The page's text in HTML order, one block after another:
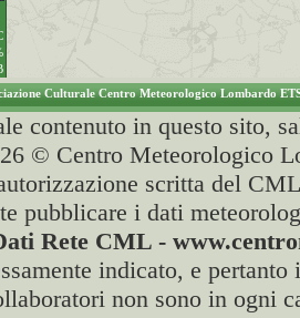
Culturale Centro Meteorologico Lombardo
contenuto in questo sito,
© Centro Meteorologico
scritta del
pubblicare i dati
Rete CML -
indicato, e
non sono in ogni